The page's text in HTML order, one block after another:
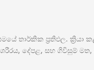
තාර්කික ප්‍රතිඵල.
දේපළ, සහ ගිවිසුම්